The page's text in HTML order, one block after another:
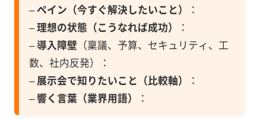
–ペイン（今すぐ解決したいこと）
：
–理想の状態（こうなれば成功）
：
–導入障壁 （稟議、予算、セキュリティ、工
数、社内反発）：
–展示会で知りたいこと（比較軸）
：
–響く言葉（業界用語） ：